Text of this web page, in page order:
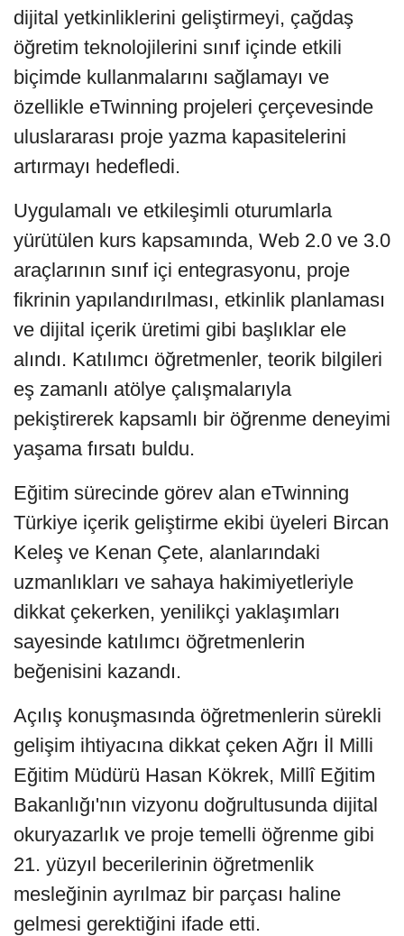
dijital yetkinliklerini geliştirmeyi, çağdaş
öğretim teknolojilerini sınıf içinde etkili
biçimde kullanmalarını sağlamayı ve
özellikle eTwinning projeleri çerçevesinde
uluslararası proje yazma kapasitelerini
artırmayı hedefledi.
Uygulamalı ve etkileşimli oturumlarla
yürütülen kurs kapsamında, Web 2.0 ve 3.0
araçlarının sınıf içi entegrasyonu, proje
fikrinin yapılandırılması, etkinlik planlaması
ve dijital içerik üretimi gibi başlıklar ele
alındı. Katılımcı öğretmenler, teorik bilgileri
eş zamanlı atölye çalışmalarıyla
pekiştirerek kapsamlı bir öğrenme deneyimi
yaşama fırsatı buldu.
Eğitim sürecinde görev alan eTwinning
Türkiye içerik geliştirme ekibi üyeleri Bircan
Keleş ve Kenan Çete, alanlarındaki
uzmanlıkları ve sahaya hakimiyetleriyle
dikkat çekerken, yenilikçi yaklaşımları
sayesinde katılımcı öğretmenlerin
beğenisini kazandı.
Açılış konuşmasında öğretmenlerin sürekli
gelişim ihtiyacına dikkat çeken Ağrı İl Milli
Eğitim Müdürü Hasan Kökrek, Millî Eğitim
Bakanlığı'nın vizyonu doğrultusunda dijital
okuryazarlık ve proje temelli öğrenme gibi
21. yüzyıl becerilerinin öğretmenlik
mesleğinin ayrılmaz bir parçası haline
gelmesi gerektiğini ifade etti.